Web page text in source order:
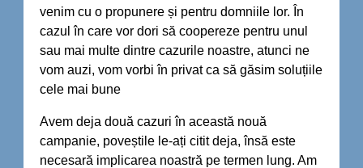
venim cu o propunere și pentru domniile lor. În
cazul în care vor dori să coopereze pentru unul
sau mai multe dintre cazurile noastre, atunci ne
vom auzi, vom vorbi în privat ca să găsim soluțiile
cele mai bune
Avem deja două cazuri în această nouă
campanie, poveștile le-ați citit deja, însă este
necesară implicarea noastră pe termen lung. Am